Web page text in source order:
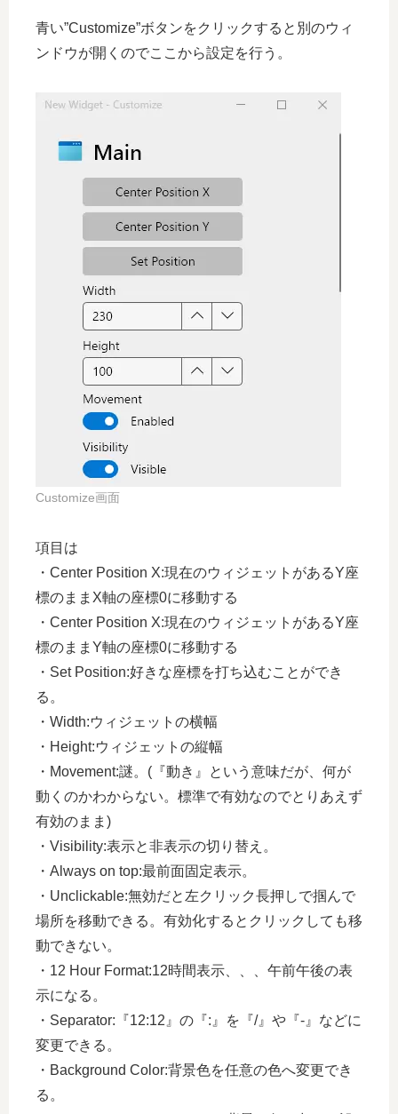
青い”Customize”ボタンをクリックすると別のウィ
ンドウが開くのでここから設定を行う。
Customize画面
項目は
・Center Position X:現在のウィジェットがあるY座
標のままX軸の座標0に移動する
・Center Position X:現在のウィジェットがあるY座
標のままY軸の座標0に移動する
・Set Position:好きな座標を打ち込むことができ
る。
・Width:ウィジェットの横幅
・Height:ウィジェットの縦幅
・Movement:謎。(『動き』という意味だが、何が
動くのかわからない。標準で有効なのでとりあえず
有効のまま)
・Visibility:表示と非表示の切り替え。
・Always on top:最前面固定表示。
・Unclickable:無効だと左クリック長押しで掴んで
場所を移動できる。有効化するとクリックしても移
動できない。
・12 Hour Format:12時間表示、、、午前午後の表
示になる。
・Separator:『12:12』の『:』を『/』や『-』などに
変更できる。
・Background Color:背景色を任意の色へ変更でき
る。